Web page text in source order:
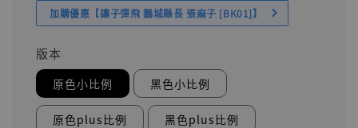
加購優惠【讓子彈飛 鵝城縣長 張麻子 [BK01]】
版本
原色小比例 黑色小比例
原色plus比例 黑色plus比例